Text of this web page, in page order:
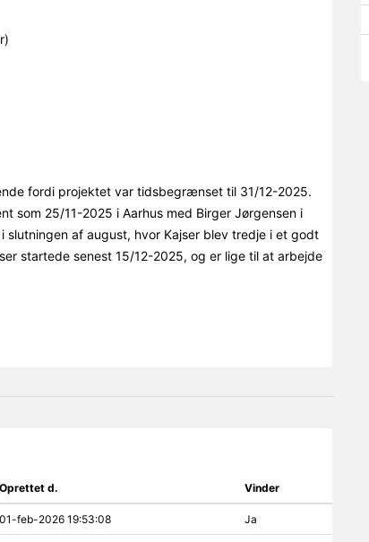
fordi projektet var tidsbegrænset til 31/12-2025.
som 25/11-2025 i Aarhus med Birger Jørgensen i
af august, hvor Kajser blev tredje i et godt
startede senest 15/12-2025, og er lige til at arbejde
Oprettet d. Vinder
01-feb-2026 19:53:08 Ja